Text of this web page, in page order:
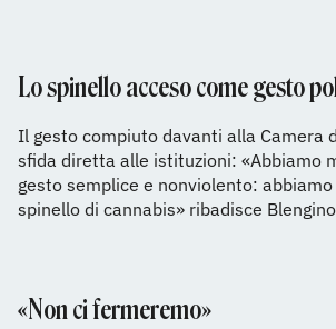
Lo spinello acceso come gesto
Il gesto compiuto davanti alla Camera
sfida diretta alle istituzioni: «Abbiamo
gesto semplice e nonviolento:
spinello di cannabis» ribadisce
«Non ci fermeremo»